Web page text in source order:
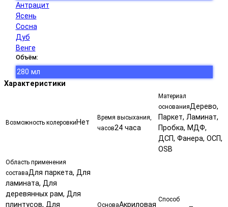
Антрацит
Ясень
Сосна
Дуб
Венге
Объём:
280 мл
Характеристики
Возможность колеровки Нет
Время высыхания,
часов24 часа
Материал
основанияДерево,
Паркет, Ламинат,
Пробка, МДФ,
ДСП, Фанера, ОСП,
OSB
Область применения
составаДля паркета, Для
ламината, Для
деревянных рам, Для
плинтусов, Для
ОсноваАкриловая
Способ